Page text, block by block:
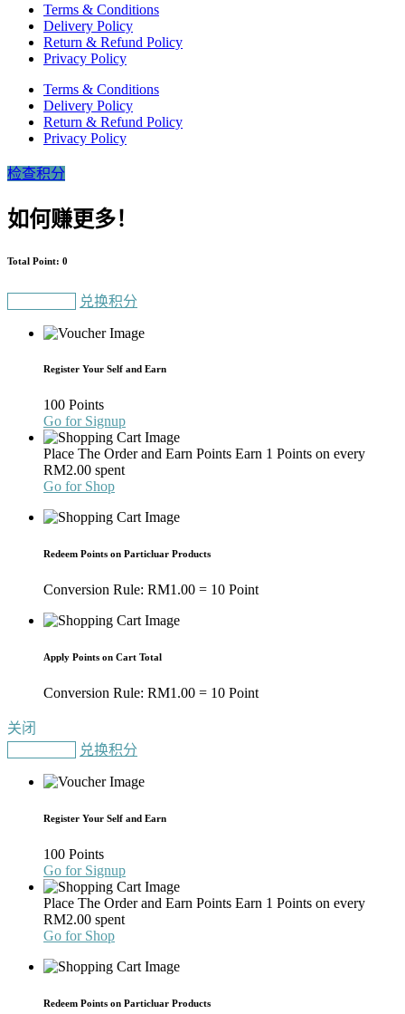
Terms & Conditions
Delivery Policy
Return & Refund Policy
Privacy Policy
Terms & Conditions
Delivery Policy
Return & Refund Policy
Privacy Policy
检查积分
如何赚更多！
Total Point: 0
兑换积分
Register Your Self and Earn
100 Points
Go for Signup
Place The Order and Earn Points Earn 1 Points on every
RM2.00 spent
Go for Shop
Redeem Points on Particluar Products
Conversion Rule: RM1.00 = 10 Point
Apply Points on Cart Total
Conversion Rule: RM1.00 = 10 Point
关闭
兑换积分
Register Your Self and Earn
100 Points
Go for Signup
Place The Order and Earn Points Earn 1 Points on every
RM2.00 spent
Go for Shop
Redeem Points on Particluar Products